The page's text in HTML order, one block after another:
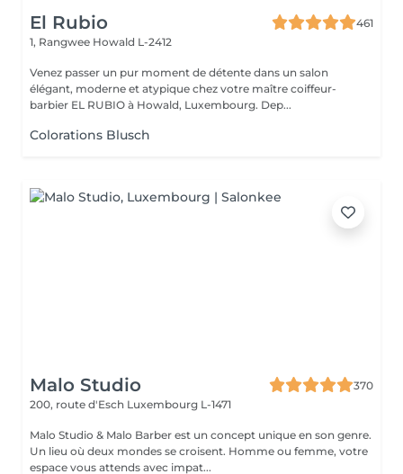
El Rubio
461
1, Rangwee Howald L-2412
Venez passer un pur moment de détente dans un salon
élégant, moderne et atypique chez votre maître coiffeur-
barbier EL RUBIO à Howald, Luxembourg. Dep...
Colorations Blusch
Malo Studio
370
200, route d'Esch Luxembourg L-1471
Malo Studio & Malo Barber est un concept unique en son genre.
Un lieu où deux mondes se croisent. Homme ou femme, votre
espace vous attends avec impat...